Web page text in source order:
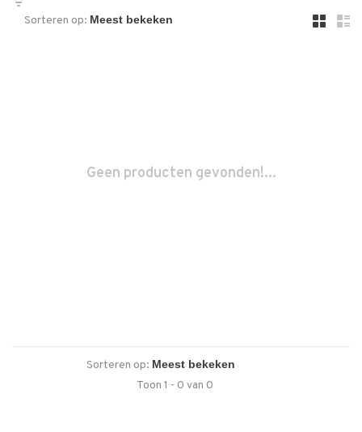
Sorteren op:
Geen producten gevonden!...
Sorteren op:
Toon 1 - 0 van 0